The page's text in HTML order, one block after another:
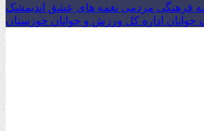
فرهنگی مردمی نغمه های عشق اندیمشک
جوانان اداره کل ورزش و جوانان خوزستان